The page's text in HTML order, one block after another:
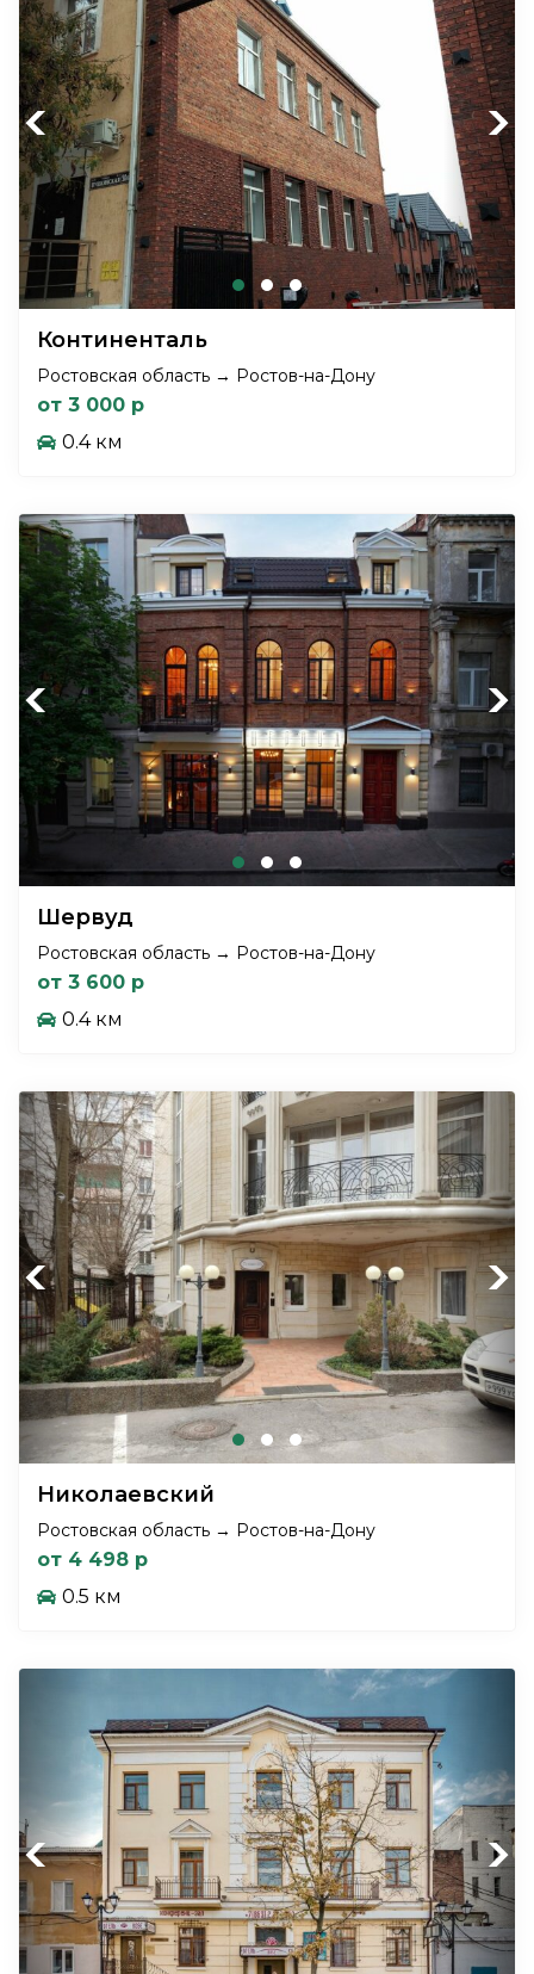
Previous Next
Континенталь
Ростовская область → Ростов-на-Дону
от 3 000 р
0.4 км
Previous Next
Шервуд
Ростовская область → Ростов-на-Дону
от 3 600 р
0.4 км
Previous Next
Николаевский
Ростовская область → Ростов-на-Дону
от 4 498 р
0.5 км
Previous Next